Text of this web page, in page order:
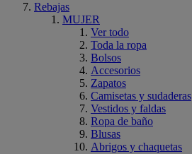
Rebajas
MUJER
Ver todo
Toda la ropa
Bolsos
Accesorios
Zapatos
Camisetas y sudaderas
Vestidos y faldas
Ropa de baño
Blusas
Abrigos y chaquetas